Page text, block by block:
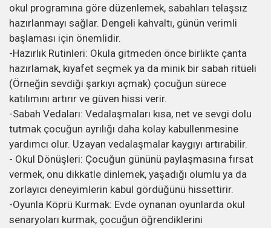
okul programına göre düzenlemek, sabahları telaşsız
hazırlanmayı sağlar. Dengeli kahvaltı, günün verimli
başlaması için önemlidir.
-Hazırlık Rutinleri: Okula gitmeden önce birlikte çanta
hazırlamak, kıyafet seçmek ya da minik bir sabah ritüeli
(Örneğin sevdiği şarkıyı açmak) çocuğun sürece
katılımını artırır ve güven hissi verir.
-Sabah Vedaları: Vedalaşmaları kısa, net ve sevgi dolu
tutmak çocuğun ayrılığı daha kolay kabullenmesine
yardımcı olur. Uzayan vedalaşmalar kaygıyı artırabilir.
- Okul Dönüşleri: Çocuğun gününü paylaşmasına fırsat
vermek, onu dikkatle dinlemek, yaşadığı olumlu ya da
zorlayıcı deneyimlerin kabul gördüğünü hissettirir.
-Oyunla Köprü Kurmak: Evde oynanan oyunlarda okul
senaryoları kurmak, çocuğun öğrendiklerini